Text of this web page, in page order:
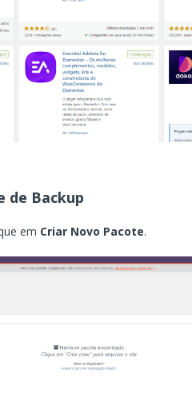
de Backup
em Criar Novo Pacote.